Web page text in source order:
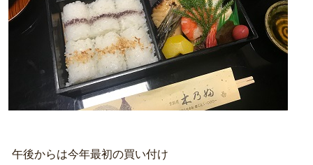
午後からは今年最初の買い付け